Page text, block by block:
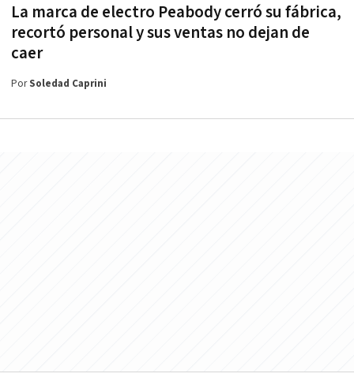
La marca de electro Peabody cerró su fábrica,
recortó personal y sus ventas no dejan de
caer
PorSoledad Caprini